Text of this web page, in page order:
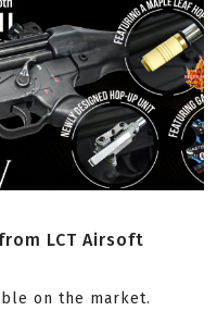
LCT Airsoft
on the market.